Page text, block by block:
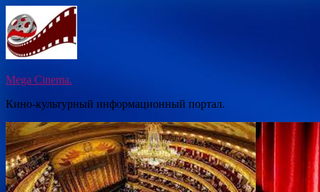
Перейти
к
содержимому
Mega Cinema.
Кино-культурный информационный портал.